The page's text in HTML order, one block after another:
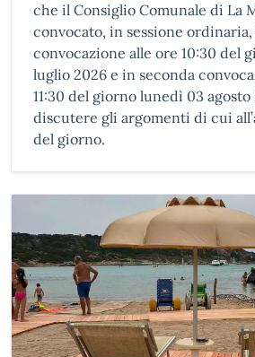
che il Consiglio Comunale di La
convocato, in sessione
convocazione alle ore 10:30 del
luglio 2026 e in seconda
11:30 del giorno lunedì 03
discutere gli argomenti di cui
del giorno.